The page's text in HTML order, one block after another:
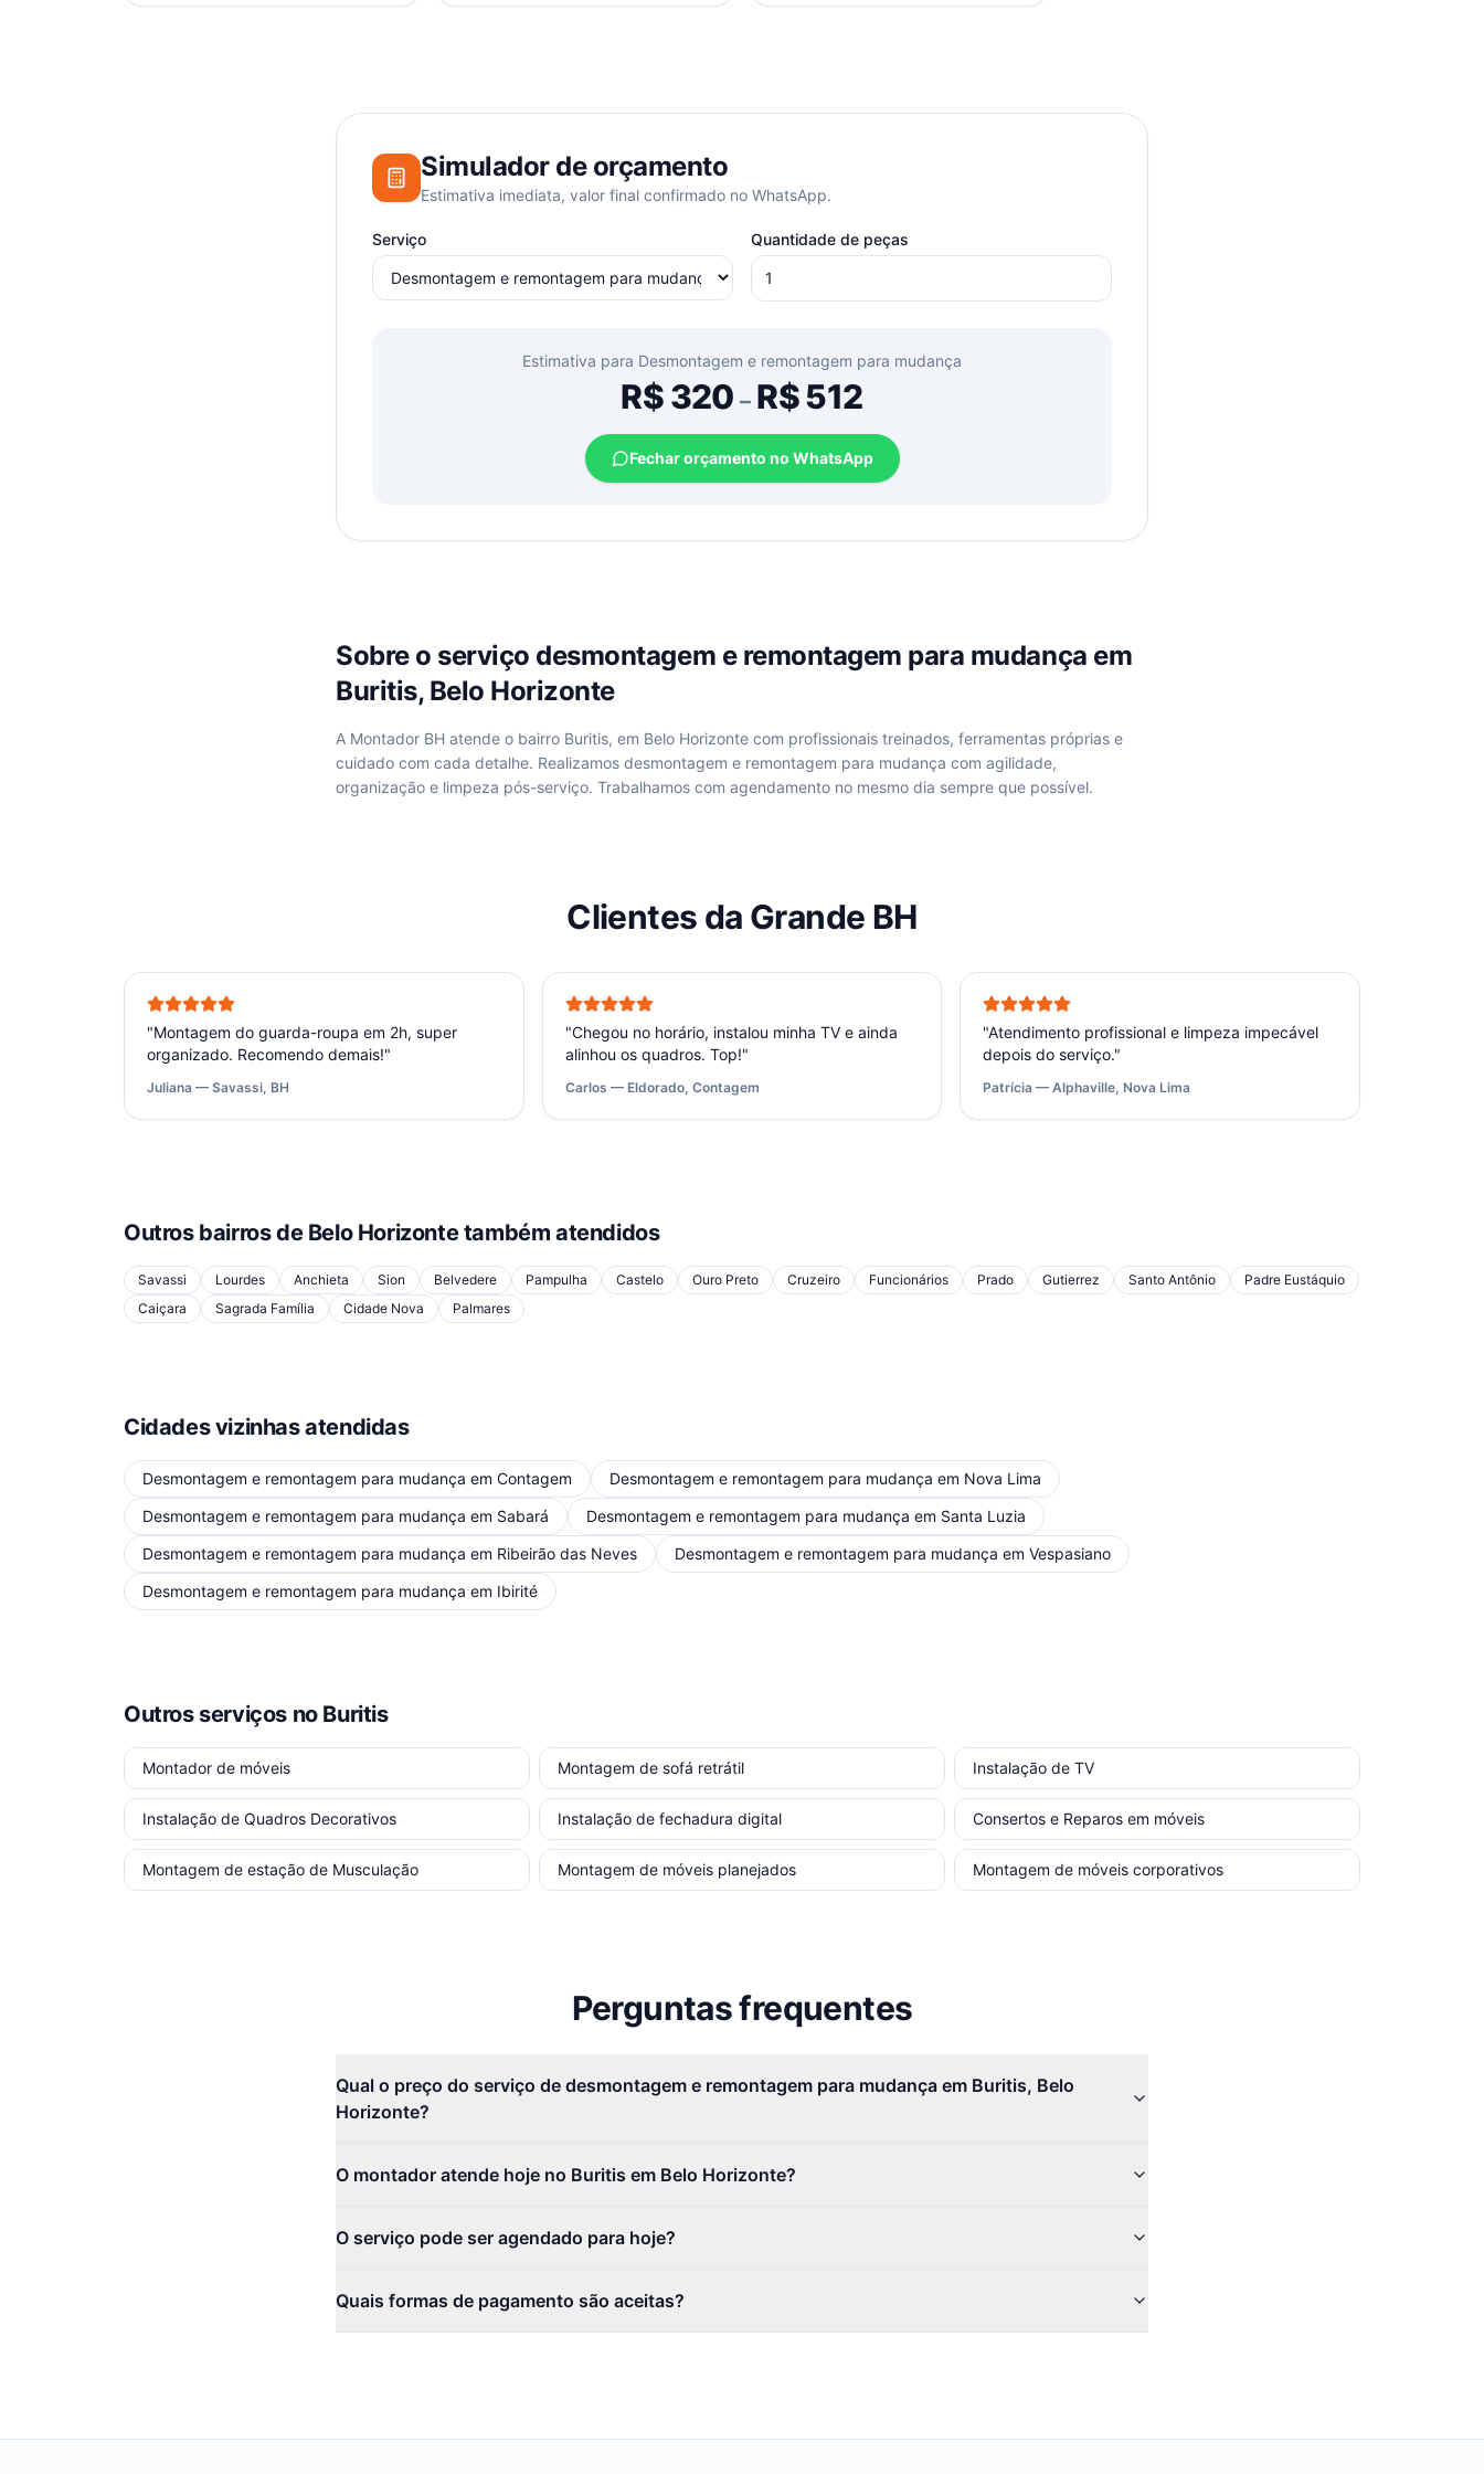
Simulador de orçamento
Estimativa imediata, valor final confirmado no WhatsApp.
Serviço Quantidade de peças
Estimativa para Desmontagem e remontagem para mudança
R$320 –R$512
Fechar orçamento no WhatsApp
Sobre o serviço desmontagem e remontagem para mudança em
Buritis, Belo Horizonte
A Montador BH atende o bairro Buritis, em Belo Horizonte com profissionais treinados, ferramentas próprias e
cuidado com cada detalhe. Realizamos desmontagem e remontagem para mudança com agilidade,
organização e limpeza pós-serviço. Trabalhamos com agendamento no mesmo dia sempre que possível.
Clientes da Grande BH
"Montagem do guarda-roupa em 2h, super
organizado. Recomendo demais!"
Juliana — Savassi, BH
"Chegou no horário, instalou minha TV e ainda
alinhou os quadros. Top!"
Carlos — Eldorado, Contagem
"Atendimento profissional e limpeza impecável
depois do serviço."
Patrícia — Alphaville, Nova Lima
Outros bairros de Belo Horizontetambém atendidos
Savassi Lourdes Anchieta Sion Belvedere Pampulha Castelo Ouro Preto Cruzeiro Funcionários Prado Gutierrez Santo Antônio
Padre Eustáquio
Caiçara
Sagrada Família Cidade Nova Palmares
Cidades vizinhas atendidas
Desmontagem e remontagem para mudança em Contagem Desmontagem e remontagem para mudança em Nova Lima
Desmontagem e remontagem para mudança em Sabará Desmontagem e remontagem para mudança em Santa Luzia
Desmontagem e remontagem para mudança em Ribeirão das Neves Desmontagem e remontagem para mudança em Vespasiano
Desmontagem e remontagem para mudança em Ibirité
Outros serviços no Buritis
Montador de móveis Montagem de sofá retrátil Instalação de TV
Instalação de Quadros Decorativos Instalação de fechadura digital Consertos e Reparos em móveis
Montagem de estação de Musculação Montagem de móveis planejados Montagem de móveis corporativos
Perguntas frequentes
Qual o preço do serviço de desmontagem e remontagem para mudança em Buritis, Belo
Horizonte?
O montador atende hoje no Buritis em Belo Horizonte?
O serviço pode ser agendado para hoje?
Quais formas de pagamento são aceitas?